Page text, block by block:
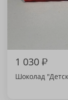
1 030₽
Шоколад